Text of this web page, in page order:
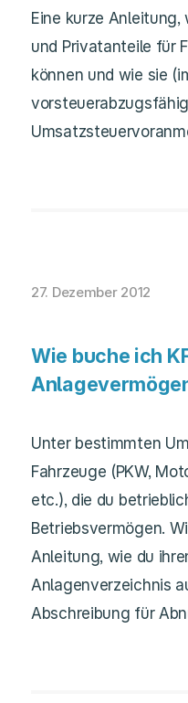
Eine kurze Anleitung,
und Privatanteile für
können und wie sie
27. Dezember 2012
Wie buche ich
Unter bestimmten
Fahrzeuge (PKW,
etc.), die du
Betriebsvermögen.
Anleitung, wie du
Anlagenverzeichnis
Abschreibung für